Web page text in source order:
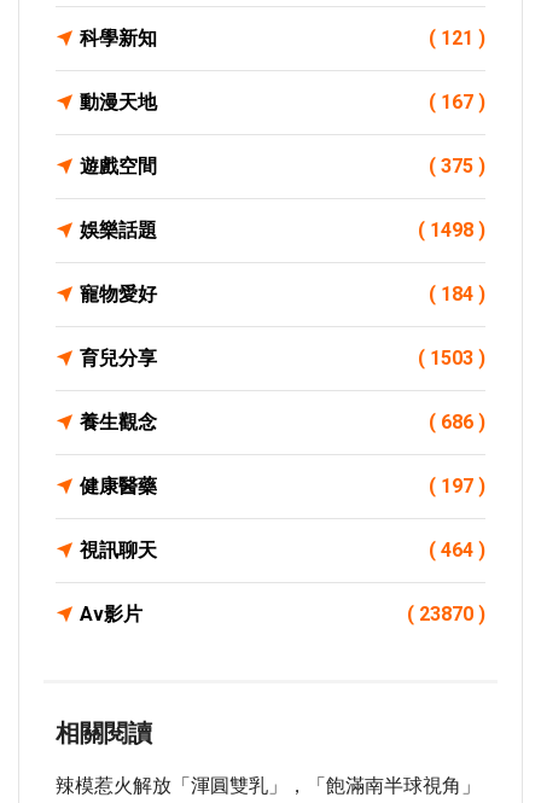
科學新知 ( 121 )
動漫天地 ( 167 )
遊戲空間 ( 375 )
娛樂話題 ( 1498 )
寵物愛好 ( 184 )
育兒分享 ( 1503 )
養生觀念 ( 686 )
健康醫藥 ( 197 )
視訊聊天 ( 464 )
Av影片 ( 23870 )
相關閱讀
辣模惹火解放「渾圓雙乳」，「飽滿南半球視角」